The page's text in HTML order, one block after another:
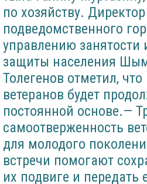
по хозяйству.
подведомственного
управлению занятости
защиты населения
Толегенов отметил,
ветеранов будет
постоянной основе.—
самоотверженность
для молодого
встречи помогают
их подвиге и передать